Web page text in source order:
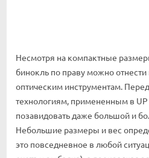
Несмотря на компактные
бинокль по праву можно
оптическим инструментам.
технологиям, примененным в
позавидовать даже большой и
Небольшие размеры и вес
это повседневное в любой